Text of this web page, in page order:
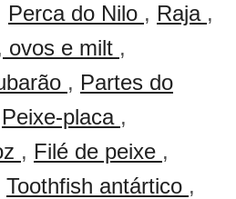
Perca do Nilo , Raja ,
ovos e milt ,
, Partes do
Peixe-placa ,
, Filé de peixe ,
Toothfish antártico ,